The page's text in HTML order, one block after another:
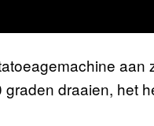
aan
draaien, het